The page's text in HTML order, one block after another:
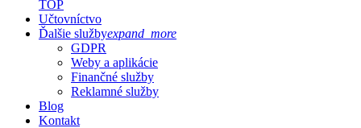
TOP
Učtovníctvo
Ďalšie službyexpand_more
GDPR
Weby a aplikácie
Finančné služby
Reklamné služby
Blog
Kontakt